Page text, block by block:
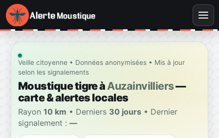
Veille citoyenne • Données anonymisées • Mis à jour
selon les signalements
Moustique tigre àAuzainvilliers—
carte & alertes locales
Rayon 10 km • Derniers 30 jours • Dernier
signalement : —